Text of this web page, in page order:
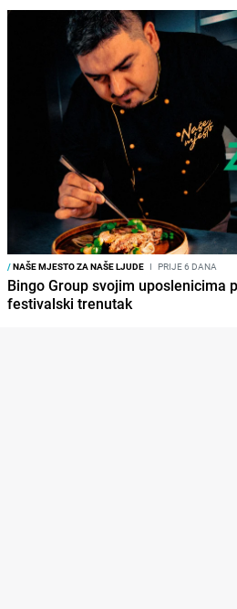
/NAŠE MJESTO ZA NAŠE LJUDE I PRIJE 6 DANA
Bingo Group svojim uposlenicima
festivalski trenutak